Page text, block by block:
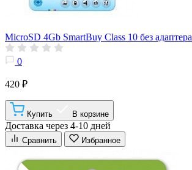
MicroSD 4Gb SmartBuy Class 10 без адаптера
0
420 ₽
Купить В корзине
Доставка через 4-10 дней
Сравнить Избранное